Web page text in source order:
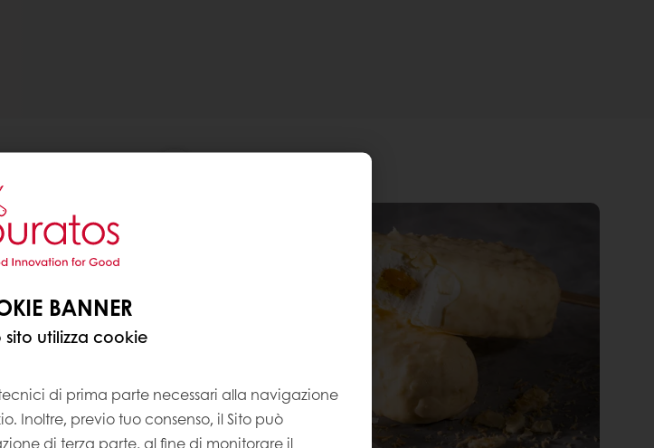
BANNER
sito utilizza cookie
di prima parte necessari alla navigazione
Inoltre, previo tuo consenso, il Sito può
di terza parte, al fine di monitorare il